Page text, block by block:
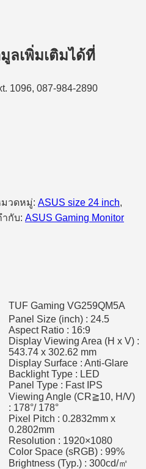
ลเพิ่มเติมได้ที่
1096, 087-984-2890
วดหมู่: ASUS size 24 inch,
ำกับ: ASUS Gaming Monitor
TUF Gaming VG259QM5A
Panel Size (inch) : 24.5
Aspect Ratio : 16:9
Display Viewing Area (H x V) :
543.74 x 302.62 mm
Display Surface : Anti-Glare
Backlight Type : LED
Panel Type : Fast IPS
Viewing Angle (CR≧10, H/V)
: 178°/ 178°
Pixel Pitch : 0.2832mm x
0.2802mm
Resolution : 1920×1080
Color Space (sRGB) : 99%
Brightness (Typ.) : 300cd/㎡